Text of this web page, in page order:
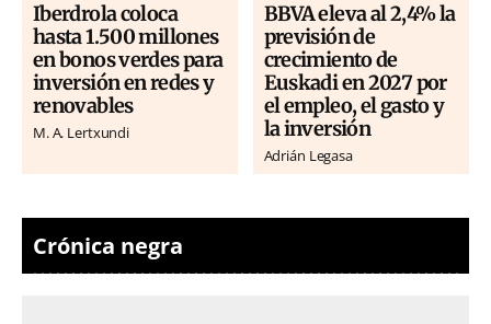
Iberdrola coloca
hasta 1.500 millones
en bonos verdes para
inversión en redes y
renovables
M. A. Lertxundi
BBVA eleva al 2,4% la
previsión de
crecimiento de
Euskadi en 2027 por
el empleo, el gasto y
la inversión
Adrián Legasa
Crónica negra